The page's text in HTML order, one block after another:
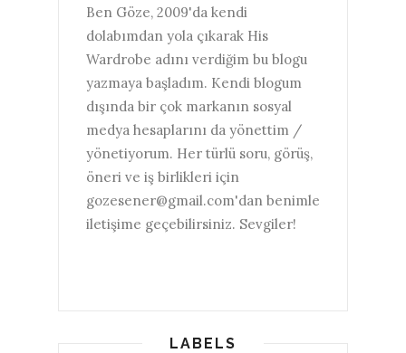
Ben Göze, 2009'da kendi
dolabımdan yola çıkarak His
Wardrobe adını verdiğim bu blogu
yazmaya başladım. Kendi blogum
dışında bir çok markanın sosyal
medya hesaplarını da yönettim /
yönetiyorum. Her türlü soru, görüş,
öneri ve iş birlikleri için
gozesener@gmail.com'dan benimle
iletişime geçebilirsiniz. Sevgiler!
LABELS